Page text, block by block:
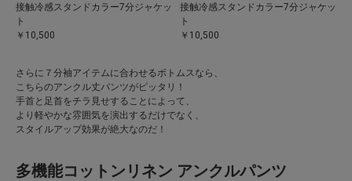
接触冷感スタンドカラー7分ジャケッ
ト
￥10,500
接触冷感スタンドカラー7分ジャケッ
ト
￥10,500
さらに７分袖アイテムに合わせるボトムスなら、
こちらのアンクル丈パンツがピッタリ！
手首と足首をチラ見せすることによって、
より軽やかな雰囲気を演出するだけでなく、
スタイルアップ効果が絶大なのだ！
多機能コットンリネン アンクルパンツ